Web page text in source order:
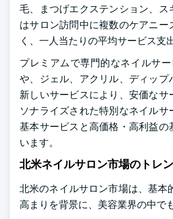
毛、まつげエクステンション、
はサロン訪問中に複数のケアニ
く、一人当たりの平均サービス支
プレミアムで専門的なネイルサ
や、ジェル、アクリル、ディッ
新しいサービスにより、安価な
ソナライズされた特別なネイル
基本サービスと高価格・高利益
います。
北米ネイルサロン市場のトレ
北米のネイルサロン市場は、基
高まりを背景に、美容業界の中で